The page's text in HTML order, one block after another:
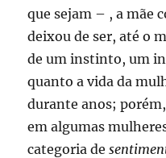
que sejam – , a mãe
deixou de ser, até o
de um instinto, um
quanto a vida da
durante anos;
em algumas
categoria de